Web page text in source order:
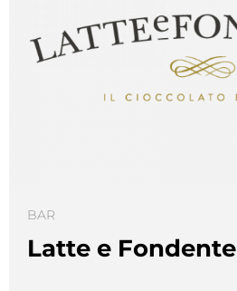
BAR
Latte e Fondente